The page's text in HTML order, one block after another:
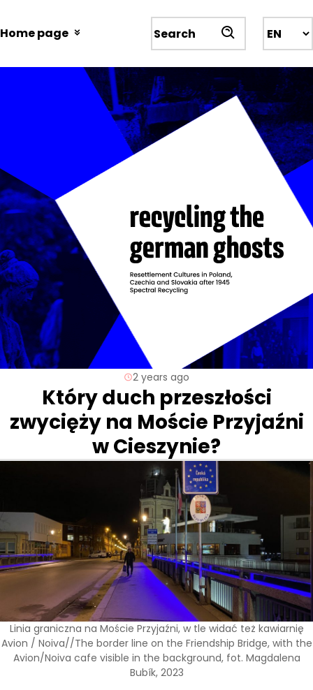
treści
Home page Wyszukiwarka
2 years ago
Który duch przeszłości
zwycięży na Moście Przyjaźni
w Cieszynie?
Linia graniczna na Moście Przyjaźni, w tle widać też kawiarnię
Avion / Noiva//The border line on the Friendship Bridge, with the
Avion/Noiva cafe visible in the background, fot. Magdalena
Bubík, 2023